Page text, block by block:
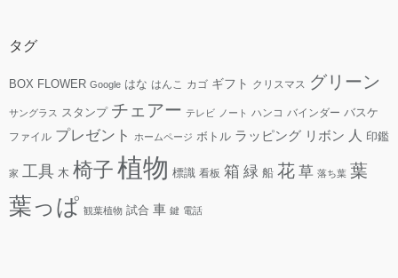
タグ
BOX FLOWER Google はな はんこ カゴ ギフト クリスマス グリーン
サングラス スタンプ チェアー テレビ ノート ハンコ バインダー バスケ
ファイル プレゼント ホームページ ボトル ラッピング リボン 人 印鑑
家 工具 木 椅子植物 標識 看板 箱 緑 船 花 草 落ち葉 葉
葉っぱ 観葉植物 試合 車 鍵 電話